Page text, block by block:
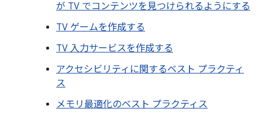
が TV でコンテンツを見つけられるようにする
TV ゲームを作成する
TV 入力サービスを作成する
アクセシビリティに関するベスト プラクティ
ス
メモリ最適化のベスト プラクティス